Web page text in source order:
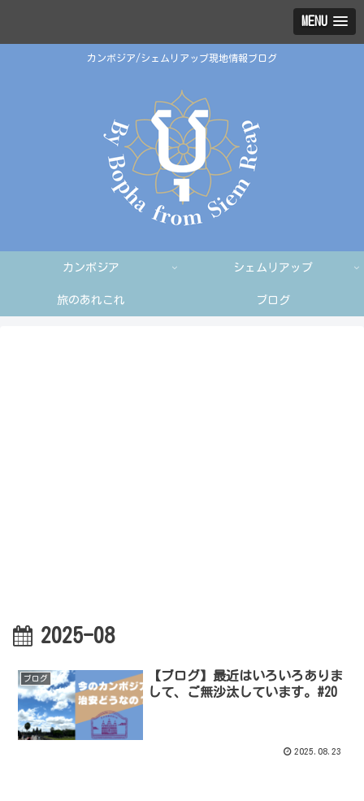
MENU
カンボジア/シェムリアップ現地情報ブログ
カンボジア シェムリアップ
旅のあれこれ ブログ
2025-08
ブログ
【ブログ】最近はいろいろありま
して、ご無沙汰しています。#20
2025.08.23